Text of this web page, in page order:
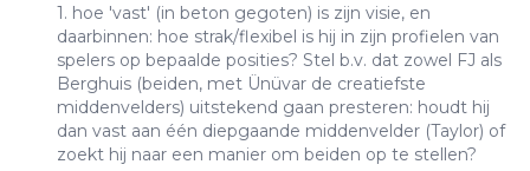
1. hoe 'vast' (in beton gegoten) is zijn visie, en
daarbinnen: hoe strak/flexibel is hij in zijn profielen van
spelers op bepaalde posities? Stel b.v. dat zowel FJ als
Berghuis (beiden, met Ünüvar de creatiefste
middenvelders) uitstekend gaan presteren: houdt hij
dan vast aan één diepgaande middenvelder (Taylor) of
zoekt hij naar een manier om beiden op te stellen?